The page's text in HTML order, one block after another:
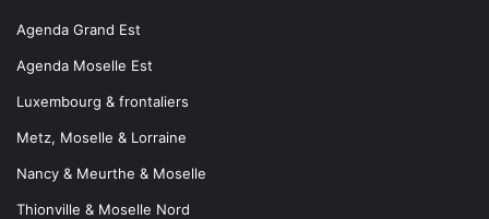
Agenda Grand Est
Agenda Moselle Est
Luxembourg & frontaliers
Metz, Moselle & Lorraine
Nancy & Meurthe & Moselle
Thionville & Moselle Nord